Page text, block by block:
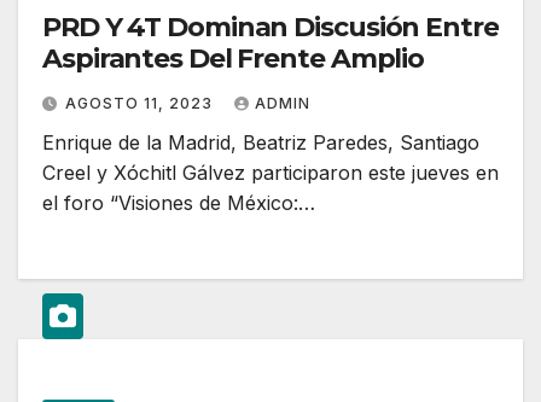
PRD Y 4T Dominan Discusión Entre
Aspirantes Del Frente Amplio
AGOSTO 11, 2023 ADMIN
Enrique de la Madrid, Beatriz Paredes, Santiago
Creel y Xóchitl Gálvez participaron este jueves en
el foro “Visiones de México:…